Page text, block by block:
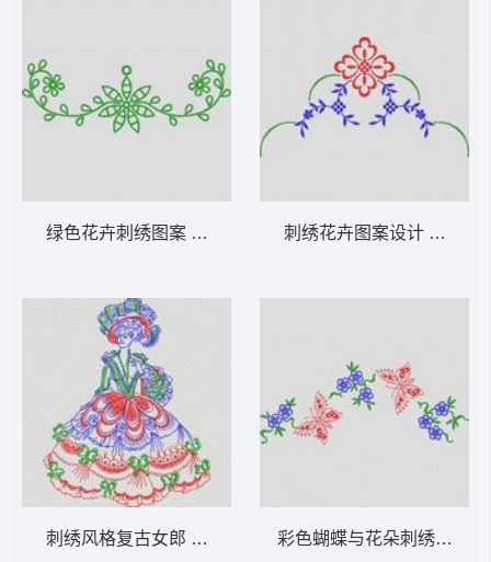
绿色花卉刺绣图案 植物花型
刺绣风格复古女郎 植物花型
刺绣花卉图案设计 植物花
彩色蝴蝶与花朵刺绣图案